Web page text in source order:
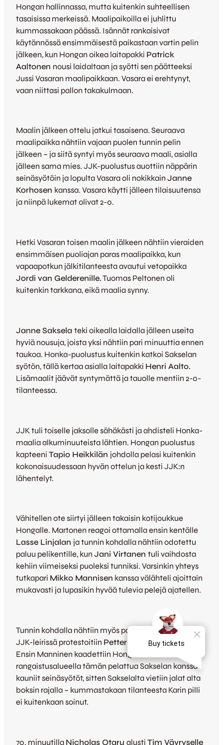
Hongan hallinnassa, mutta kuitenkin suhteellisen
tasaisissa merkeissä. Maalipaikoilla ei juhlittu
kummassakaan päässä. Isännät rankaisivat
käytännössä ensimmäisestä paikastaan vartin pelin
jälkeen, kun Hongan oikea laitapakki Patrick
Aaltonen nousi laidaltaan ja syötti sen päätteeksi
Jussi Vasaran maalipaikkaan. Vasara ei erehtynyt,
vaan niittasi pallon takakulmaan.
Maalin jälkeen ottelu jatkui tasaisena. Seuraava
maalipaikka nähtiin vajaan puolen tunnin pelin
jälkeen – ja siitä syntyi myös seuraava maali, asialla
jälleen sama mies. JJK-puolustus auottiin näppärin
seinäsyötöin ja lopulta Vasara oli nokikkain Janne
Korhosen kanssa. Vasara käytti jälleen tilaisuutensa
ja niinpä lukemat olivat 2-0.
Hetki Vasaran toisen maalin jälkeen nähtiin vieraiden
ensimmäisen puoliajan paras maalipaikka, kun
vapaapotkun jälkitilanteesta avautui vetopaikka
Jordi van Gelderenille.Tuomas Peltonen oli
kuitenkin tarkkana, eikä maalia synny.
Janne Saksela teki oikealla laidalla jälleen useita
hyviä nousuja, joista yksi nähtiin pari minuuttia ennen
taukoa. Honka-puolustus kuitenkin katkoi Sakselan
syötön, tällä kertaa asialla laitapakki Henri Aalto.
Lisämaalit jäävät syntymättä ja tauolle mentiin 2-0-
tilanteessa.
JJK tuli toiselle jaksolle sähäkästi ja ahdisteli Honka-
maalia alkuminuuteista lähtien. Hongan puolustus
kapteeni Tapio Heikkilän johdolla pelasi kuitenkin
kokonaisuudessaan hyvän ottelun ja kesti JJK:n
lähentelyt.
Vähitellen ote siirtyi jälleen takaisin kotijoukkue
Hongalle. Martonen reagoi ottamalla ensin kentälle
Lasse Linjalan ja tunnin kohdalla nähtiin odotettu
paluu pelikentille, kun Jani Virtanen tuli vaihdosta
kehiin viimeiseksi puoleksi tunniksi. Varsinkin yhteys
tutkapari Mikko Mannisen kanssa välähteli ajoittain
mukavasti ja lupasikin hyvää tulevia pelejä ajatellen.
Tunnin kohdalla nähtiin myös pari tilannetta, joista
JJK-leirissä protestoitiin Petteri Karinpäätöksiä.
Ensin Manninen kaadettiin Hongan
rangaistusalueella tämän pelattua Sakselan kanssa
kauniit seinäsyötöt, sitten Sakselalta vietiin jalat alta
boksin rajalla – kummastakaan tilanteesta Karin pilli
ei kuitenkaan soinut.
70. minuutilla Nicholas Otaru alusti Tim Väyryselle